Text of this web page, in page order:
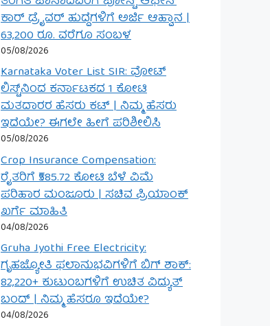
ಕಾರ್ ಡ್ರೈವರ್ ಹುದ್ದೆಗಳಿಗೆ ಅರ್ಜಿ ಆಹ್ವಾನ |
63,200 ರೂ. ವರೆಗೂ ಸಂಬಳ
05/08/2026
Karnataka Voter List SIR: ವೋಟ್
ಲಿಸ್ಟ್‌ನಿಂದ ಕರ್ನಾಟಕದ 1 ಕೋಟಿ
ಮತದಾರರ ಹೆಸರು ಕಟ್ | ನಿಮ್ಮ ಹೆಸರು
ಇದೆಯೇ? ಈಗಲೇ ಹೀಗೆ ಪರಿಶೀಲಿಸಿ
05/08/2026
Crop Insurance Compensation:
ರೈತರಿಗೆ ₹585.72 ಕೋಟಿ ಬೆಳೆ ವಿಮೆ
ಪರಿಹಾರ ಮಂಜೂರು | ಸಚಿವ ಪ್ರಿಯಾಂಕ್
ಖರ್ಗೆ ಮಾಹಿತಿ
04/08/2026
Gruha Jyothi Free Electricity:
ಗೃಹಜ್ಯೋತಿ ಫಲಾನುಭವಿಗಳಿಗೆ ಬಿಗ್ ಶಾಕ್:
82,220+ ಕುಟುಂಬಗಳಿಗೆ ಉಚಿತ ವಿದ್ಯುತ್
ಬಂದ್ | ನಿಮ್ಮ ಹೆಸರೂ ಇದೆಯೇ?
04/08/2026